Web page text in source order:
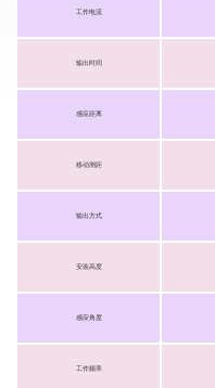
工作电流
输出时间
感应距离
移动测距
输出方式
安装高度
感应角度
工作频率